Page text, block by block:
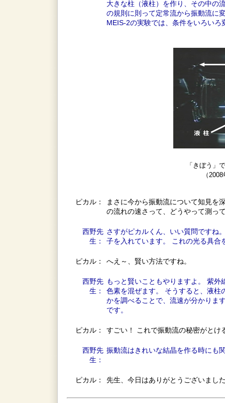
大きな柱（液柱）を作り、その中の
の規則に則って定常流から振動流に
MEIS-2の実験では、条件をいろい
「きぼう」
（
ピカル：
まさに今から振動流について知見を
の流れの速さって、どうやって測っ
西野先
生：
さすがピカルくん、いい質問ですね
子を入れています。 これの光る具合
ピカル： へえ～、賢い方法ですね。
西野先
生：
もっと賢いこともやりますよ。 紫
色素を混ぜます。 そうすると、液柱
かを調べることで、流速が分かりま
です。
ピカル： すごい！ これで振動流の秘密がとけ
西野先
生：
振動流はきれいな結晶を作る時にも
ピカル： 先生、今日はありがとうございまし